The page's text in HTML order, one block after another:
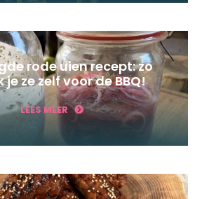
rode uien recept: zo
ze zelf voor de BBQ!
LEES MEER